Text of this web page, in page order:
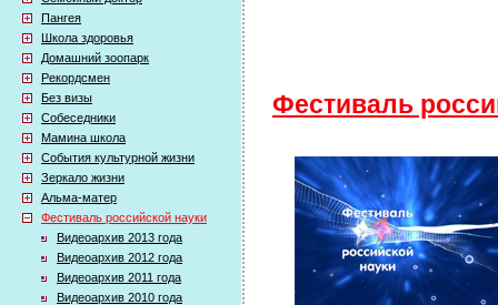
Пангея
Школа здоровья
Домашний зоопарк
Рекордсмен
Без визы
Собеседники
Мамина школа
События культурной жизни
Зеркало жизни
Альма-матер
Фестиваль российской науки
Видеоархив 2013 года
Видеоархив 2012 года
Видеоархив 2011 года
Видеоархив 2010 года
Фестиваль